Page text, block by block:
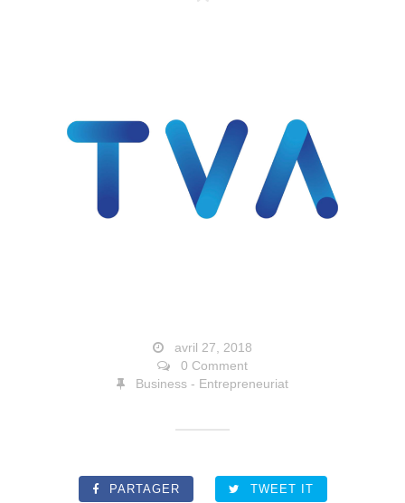
avril 27, 2018
0 Comment
Business - Entrepreneuriat
PARTAGER TWEET IT